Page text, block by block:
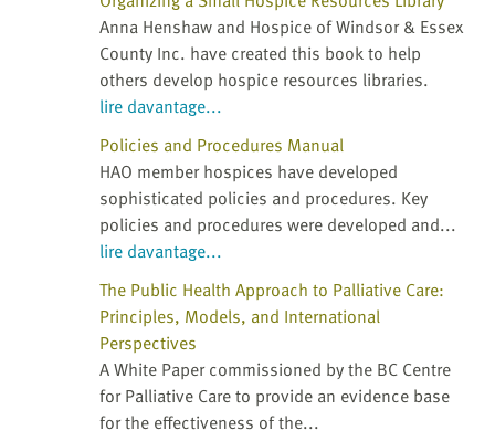
Anna Henshaw and Hospice of Windsor & Essex
County Inc. have created this book to help
others develop hospice resources libraries.
lire davantage...
Policies and Procedures Manual
HAO member hospices have developed
sophisticated policies and procedures. Key
policies and procedures were developed and...
lire davantage...
The Public Health Approach to Palliative Care:
Principles, Models, and International
Perspectives
A White Paper commissioned by the BC Centre
for Palliative Care to provide an evidence base
for the effectiveness of the...